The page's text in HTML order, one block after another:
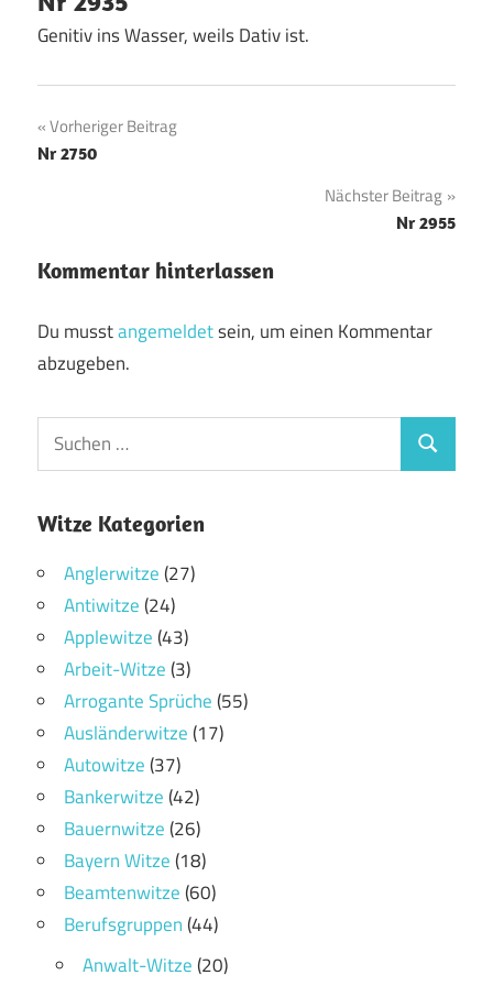
Genitiv ins Wasser, weils Dativ ist.
Beitragsnavigation
Vorheriger Beitrag
Nr 2750
Nächster Beitrag
Nr 2955
Kommentar hinterlassen
Du musstangemeldetsein, um einen Kommentar
abzugeben.
Witze Kategorien
Anglerwitze(27)
Antiwitze(24)
Applewitze(43)
Arbeit-Witze(3)
Arrogante Sprüche(55)
Ausländerwitze(17)
Autowitze(37)
Bankerwitze(42)
Bauernwitze(26)
Bayern Witze(18)
Beamtenwitze(60)
Berufsgruppen(44)
Anwalt-Witze(20)